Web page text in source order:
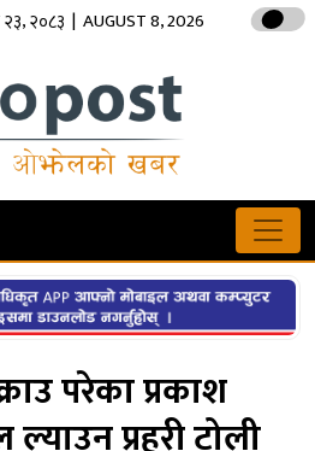
२३,२०८३ | AUGUST 8, 2026
परेका प्रकाश
प्रहरी टोली